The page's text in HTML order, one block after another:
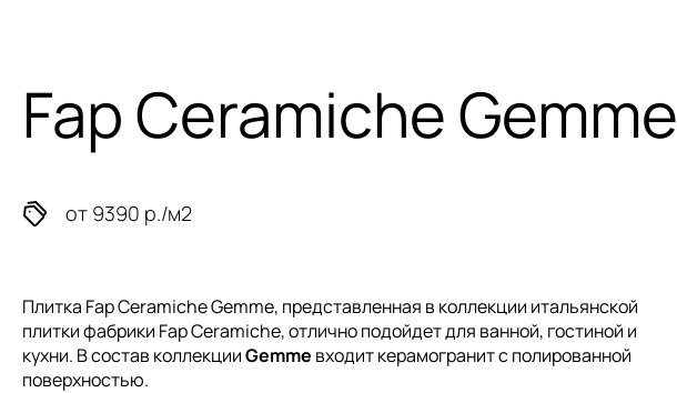
Fap Ceramiche Gemme
от 9390 р./м2
Плитка Fap Ceramiche Gemme, представленная в коллекции итальянской
плиткифабрики Fap Ceramiche, отлично подойдет для ванной, гостиной и
кухни. В состав коллекцииGemme входит керамогранит с полированной
поверхностью.